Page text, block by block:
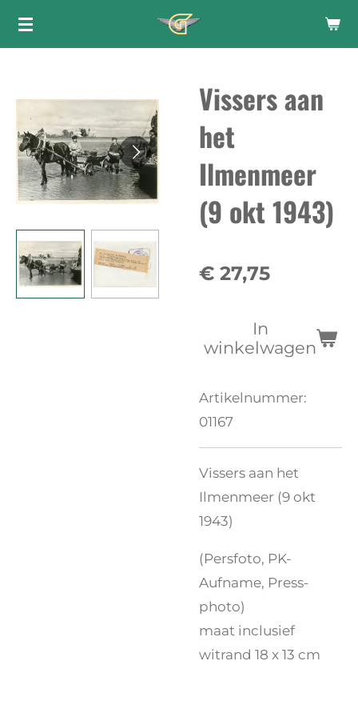
Ga
hoofdinhoud
Vissers aan
het
Ilmenmeer
(9 okt 1943)
€ 27,75
In
winkelwagen
Artikelnummer:
01167
Vissers aan het
Ilmenmeer (9 okt
1943)
(Persfoto, PK-
Aufname, Press-
photo)
maat inclusief
witrand 18 x 13 cm